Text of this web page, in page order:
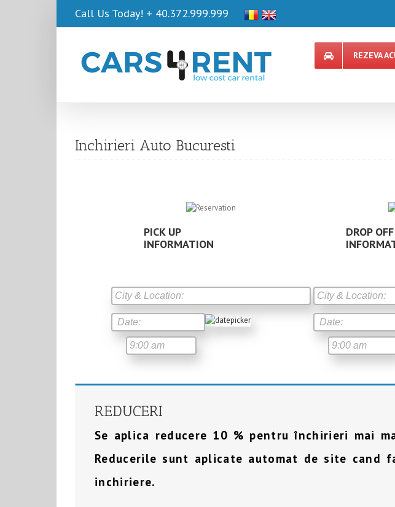
Call Us Today! + 40.372.999.999
REZEVA
Inchirieri Auto Bucuresti
PICK UP
INFORMATION
DROP OFF
REDUCERI
Se aplica reducere 10 % pentru închirieri mai
Reducerile sunt aplicate automat de site cand
inchiriere.